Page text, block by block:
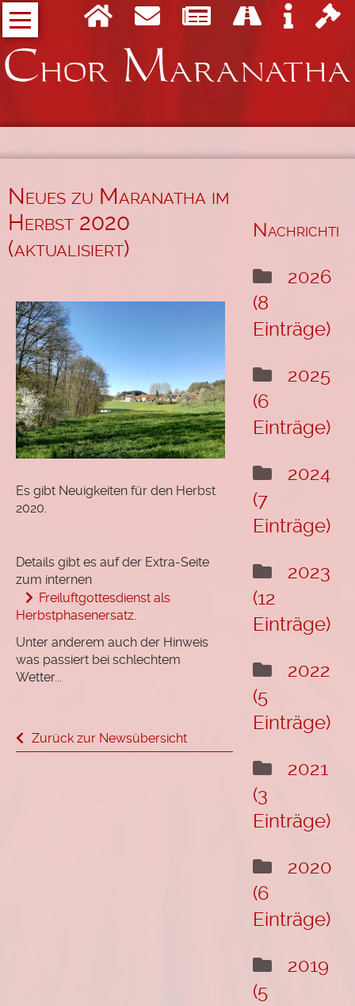
Navigation
überspringen
Wer
wir
sind
Maranatha
Who
who
bei
Maranatha
Unsere
Eigene
Lieder
Messe
"Das
Leben
wählen"
Hörprobe
Rückblick
Als Chormitglied
registrieren
Login Mitgliederbereich
Passwort vergessen
Neues zu Maranatha im
Herbst 2020
(aktualisiert)
Es gibt Neuigkeiten für den Herbst
2020.
Details gibt es auf der Extra-Seite
zum internen
Freiluftgottesdienst als
Herbstphasenersatz.
Unter anderem auch der Hinweis
was passiert bei schlechtem
Wetter...
Zurück zur Newsübersicht
2026
(8
Einträge)
2025
(6
Einträge)
2024
(7
Einträge)
2023
(12
Einträge)
2022
(5
Einträge)
2021
(3
Einträge)
2020
(6
Einträge)
2019
(5